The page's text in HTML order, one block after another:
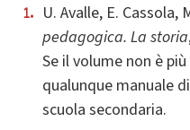
U. Avalle, E. Cassola,
pedagogica. La storia
Se il volume non è
qualunque manuale
scuola secondaria.